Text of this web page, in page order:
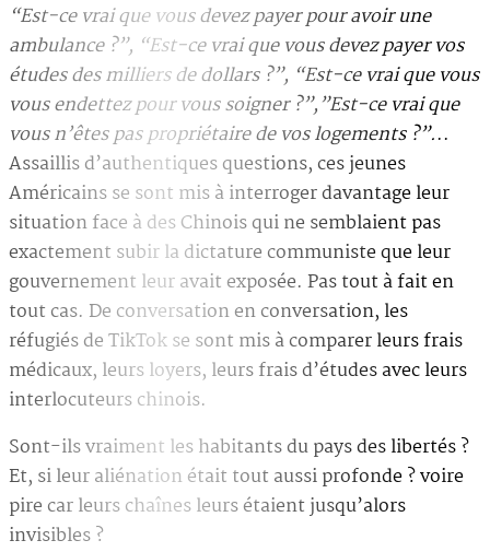
“Est-ce vrai que vous devez payer pour avoir une
ambulance ?”, “Est-ce vrai que vous devez payer vos
études des milliers de dollars ?”, “Est-ce vrai que vous
vous endettez pour vous soigner ?”,”Est-ce vrai que
vous n’êtes pas propriétaire de vos logements ?”...
Assaillis d’authentiques questions, ces jeunes
Américains se sont mis à interroger davantage leur
situation face à des Chinois qui ne semblaient pas
exactement subir la dictature communiste que leur
gouvernement leur avait exposée. Pas tout à fait en
tout cas. De conversation en conversation, les
réfugiés de TikTok se sont mis à comparer leurs frais
médicaux, leurs loyers, leurs frais d’études avec leurs
interlocuteurs chinois.
Sont-ils vraiment les habitants du pays des libertés ?
Et, si leur aliénation était tout aussi profonde ? voire
pire car leurs chaînes leurs étaient jusqu’alors
invisibles ?